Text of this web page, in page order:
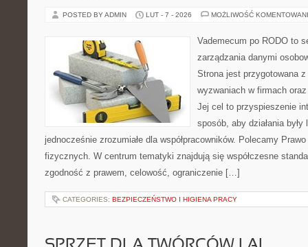
POSTED BY ADMIN LUT - 7 - 2026 MOŻLIWOŚĆ
Vademecum po RODO to
zarządzania danymi
Strona jest przygotowana
wyzwaniach w firmach
Jej cel to przyspieszenie
sposób, aby działania były
jednocześnie zrozumiałe dla współpracowników. Polecamy
fizycznych. W centrum tematyki znajdują się współczesne
zgodność z prawem, celowość, ograniczenie […]
CATEGORIES: BEZPIECZEŃSTWO I HIGIENA PRACY